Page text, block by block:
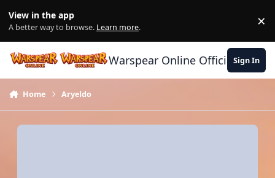
View in the app
A better way to browse. Learn more. ×
Warspear Online Official Forum
Sign In
Home Aryeldo